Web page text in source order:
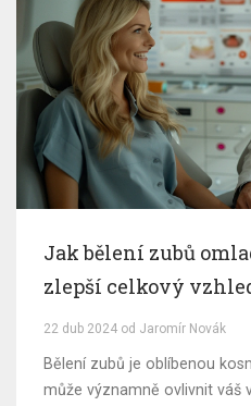
Jak bělení zubů
zlepší celkový
22 dub 2024 od Jaromír Novák
Bělení zubů je oblíbenou
může významně ovlivnit váš